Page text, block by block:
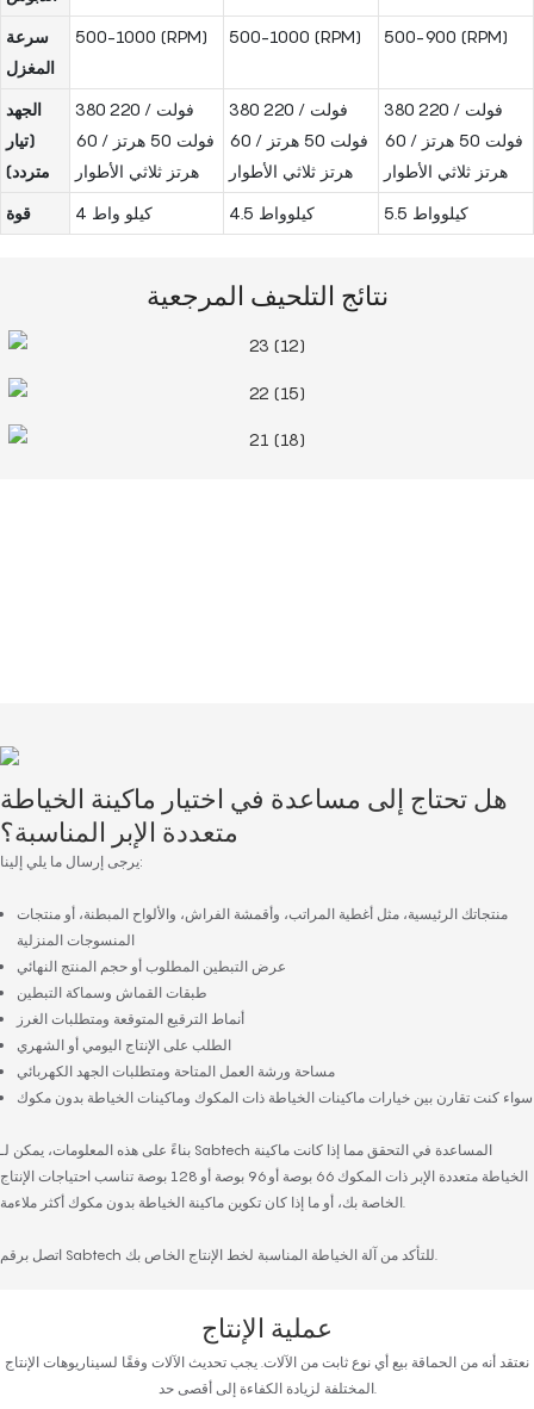
سرعة
المغزل
500-1000 (RPM) 500-1000 (RPM) 500-900 (RPM)
الجهد
(تيار
متردد)
380 فولت / 220
فولت 50 هرتز / 60
هرتز ثلاثي الأطوار
380 فولت / 220
فولت 50 هرتز / 60
هرتز ثلاثي الأطوار
380 فولت / 220
فولت 50 هرتز / 60
هرتز ثلاثي الأطوار
قوة 4 كيلو واط 4.5 كيلوواط 5.5 كيلوواط
نتائج التلحيف المرجعية
هل تحتاج إلى مساعدة في اختيار ماكينة الخياطة
متعددة الإبر المناسبة؟
يرجى إرسال ما يلي إلينا:
منتجاتك الرئيسية، مثل أغطية المراتب، وأقمشة الفراش، والألواح المبطنة، أو منتجات
المنسوجات المنزلية
عرض التبطين المطلوب أو حجم المنتج النهائي
طبقات القماش وسماكة التبطين
أنماط الترقيع المتوقعة ومتطلبات الغرز
الطلب على الإنتاج اليومي أو الشهري
مساحة ورشة العمل المتاحة ومتطلبات الجهد الكهربائي
سواء كنت تقارن بين خيارات ماكينات الخياطة ذات المكوك وماكينات الخياطة بدون مكوك
بناءً على هذه المعلومات، يمكن لـ Sabtech المساعدة في التحقق مما إذا كانت ماكينة
الخياطة متعددة الإبر ذات المكوك 66 بوصة أو 96 بوصة أو 128 بوصة تناسب احتياجات الإنتاج
عملية الإنتاج
نعتقد أنه من الحماقة بيع أي نوع ثابت من الآلات. يجب تحديث الآلات وفقًا لسيناريوهات الإنتاج
المختلفة لزيادة الكفاءة إلى أقصى حد.